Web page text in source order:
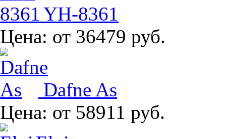
YH-8361
Цена: от 36479 руб.
Dafne As
Цена: от 58911 руб.